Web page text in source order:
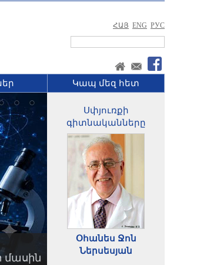
ՀԱՅ ENG РУС
Կապ մեզ հետ
մասին
Սփյուռքի
գիտնականները
Օհանես Ջոն
Ներսեսյան